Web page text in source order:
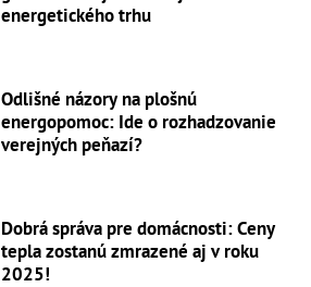
energetického trhu
Odlišné názory na plošnú
energopomoc: Ide o rozhadzovanie
verejných peňazí?
Dobrá správa pre domácnosti: Ceny
tepla zostanú zmrazené aj v roku
2025!